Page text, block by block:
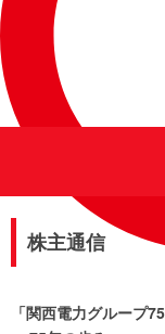
株主通信
「関西電力グループ